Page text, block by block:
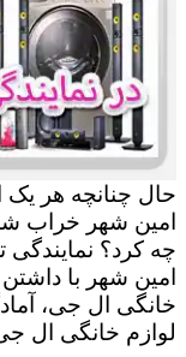
حال چنانچه هر یک
امین شهر خراب
چه کرد؟ نمایندگی
امین شهر با داشتن
خانگی ال جی،
لوازم خانگی ال